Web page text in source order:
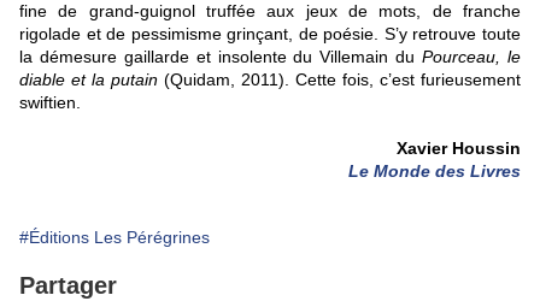
fine de grand-guignol truffée aux jeux de mots, de franche
rigolade et de pessimisme grinçant, de poésie. S’y retrouve toute
la démesure gaillarde et insolente du Villemain duPourceau, le
diable et la putain (Quidam, 2011). Cette fois, c’est furieusement
swiftien.
Xavier Houssin
Le Monde des Livres
#Éditions Les Pérégrines
Partager